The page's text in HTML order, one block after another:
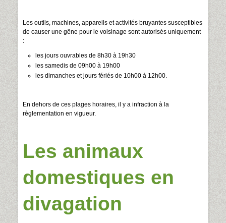
Les outils, machines, appareils et activités bruyantes susceptibles
de causer une gêne pour le voisinage sont autorisés uniquement
:
les jours ouvrables de 8h30 à 19h30
les samedis de 09h00 à 19h00
les dimanches et jours fériés de 10h00 à 12h00.
En dehors de ces plages horaires, il y a infraction à la
règlementation en vigueur.
Les animaux
domestiques en
divagation